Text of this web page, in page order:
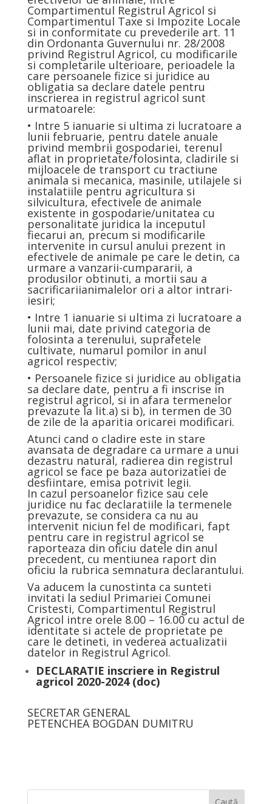
Compartimentul Registrul Agricol si
Compartimentul Taxe si Impozite Locale
si in conformitate cu prevederile art. 11
din Ordonanta Guvernului nr. 28/2008
privind Registrul Agricol, cu modificarile
si completarile ulterioare, perioadele la
care persoanele fizice si juridice au
obligatia sa declare datele pentru
inscrierea in registrul agricol sunt
urmatoarele:
• Intre 5 ianuarie si ultima zi lucratoare a
lunii februarie, pentru datele anuale
privind membrii gospodariei, terenul
aflat in proprietate/folosinta, cladirile si
mijloacele de transport cu tractiune
animala si mecanica, masinile, utilajele si
instalatiile pentru agricultura si
silvicultura, efectivele de animale
existente in gospodarie/unitatea cu
personalitate juridica la inceputul
fiecarui an, precum si modificarile
intervenite in cursul anului prezent in
efectivele de animale pe care le detin, ca
urmare a vanzarii-cumpararii, a
produsilor obtinuti, a mortii sau a
sacrificariianimalelor ori a altor intrari-
iesiri;
• Intre 1 ianuarie si ultima zi lucratoare a
lunii mai, date privind categoria de
folosinta a terenului, suprafetele
cultivate, numarul pomilor in anul
agricol respectiv;
• Persoanele fizice si juridice au obligatia
sa declare date, pentru a fi inscrise in
registrul agricol, si in afara termenelor
prevazute la lit.a) si b), in termen de 30
de zile de la aparitia oricarei modificari.
Atunci cand o cladire este in stare
avansata de degradare ca urmare a unui
dezastru natural, radierea din registrul
agricol se face pe baza autorizatiei de
desfiintare, emisa potrivit legii.
In cazul persoanelor fizice sau cele
juridice nu fac declaratiile la termenele
prevazute, se considera ca nu au
intervenit niciun fel de modificari, fapt
pentru care in registrul agricol se
raporteaza din oficiu datele din anul
precedent, cu mentiunea raport din
oficiu la rubrica semnatura declarantului.
Va aducem la cunostinta ca sunteti
invitati la sediul Primariei Comunei
Cristesti, Compartimentul Registrul
Agricol intre orele 8.00 – 16.00 cu actul de
identitate si actele de proprietate pe
care le detineti, in vederea actualizatii
datelor in Registrul Agricol.
DECLARATIE inscriere in Registrul
agricol 2020-2024(doc)
SECRETAR GENERAL
PETENCHEA BOGDAN DUMITRU